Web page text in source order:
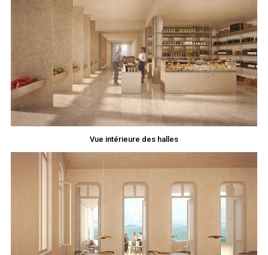
Vue intérieure des halles